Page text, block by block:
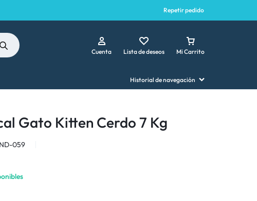
Repetir pedido
Cuenta Lista de deseos Mi Carrito
Historial de navegación
Gato Kitten Cerdo 7 Kg
059